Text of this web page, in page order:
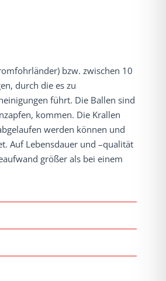
bzw. zwischen 10
durch die es zu
führt. Die Ballen sind
kommen. Die Krallen
werden können und
Auf Lebensdauer und –qualität
größer als bei einem